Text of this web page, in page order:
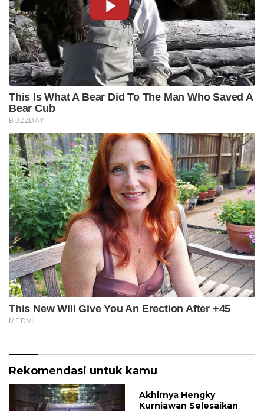
Rekomendasi untuk kamu
Akhirnya Hengky
Kurniawan Selesaikan